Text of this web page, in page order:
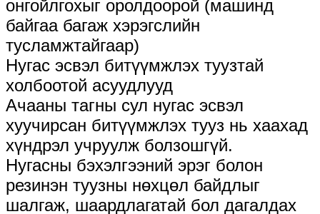
онгойлгохыг оролдоорой (машинд
байгаа багаж хэрэгслийн
тусламжтайгаар)
Нугас эсвэл битүүмжлэх туузтай
холбоотой асуудлууд
Ачааны тагны сул нугас эсвэл
хуучирсан битүүмжлэх тууз нь хаахад
хүндрэл учруулж болзошгүй.
Нугасны бэхэлгээний эрэг болон
резинэн туузны нөхцөл байдлыг
шалгаж, шаардлагатай бол дагалдах